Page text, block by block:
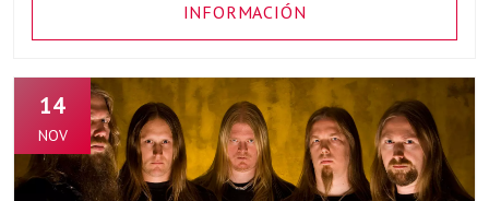
INFORMACIÓN
14
NOV